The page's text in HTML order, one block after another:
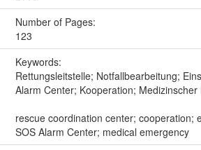
Number of Pages:
123
Keywords:
Rettungsleitstelle; Notfallbearbeitung;
Alarm Center; Kooperation; Medizinscher
rescue coordination center; cooperation;
SOS Alarm Center; medical emergency